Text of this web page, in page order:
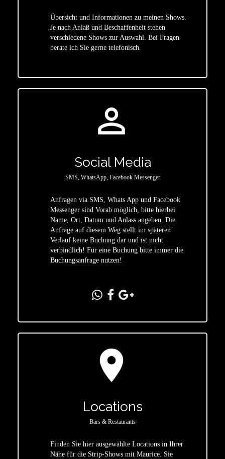
Übersicht und Informationen zu meinen Shows.
Je nach Anlaß und Beschaffenheit stehen
verschiedene Shows zur Auswahl. Bei Fragen
berate ich Sie gerne telefonisch.
person_outline
Social Media
SMS, WhatsApp, Facebook Messenger
Anfragen via SMS, Whats App und Facebook
Messenger sind Vorab möglich, bitte hierbei
Name, Ort, Datum und Anlass angeben. Die
Anfrage auf diesem Weg stellt im späteren
Verlauf keine Buchung dar und ist nicht
verbindlich! Für eine Buchung bitte immer die
Buchungsanfrage nutzen!
location_on
Locations
Bars & Restaurants
Finden Sie hier ausgewählte Locations in Ihrer
Nähe für die Strip-Shows mit Maurice. Sie